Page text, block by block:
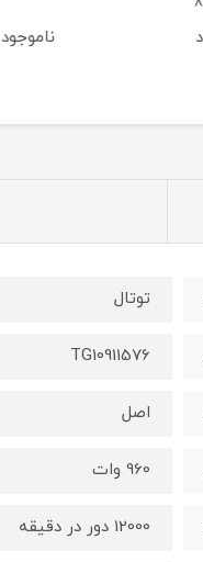
ناموجود
توتال
TG10911576
اصل
960 وات
12000 دور در دقیقه